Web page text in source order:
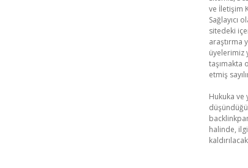
ve İletişim
Sağlayıcı
sitedeki
araştırma
üyelerimiz
taşımakta
etmiş
Hukuka ve
halinde,